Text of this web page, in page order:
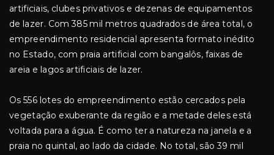
artificiais, clubes privativos e dezenas de equipamentos
de lazer. Com 385 mil metros quadrados de área total, o
empreendimento residencial apresenta formato inédito
no Estado, com praia artificial com bangalôs, faixas de
areia e lagos artificiais de lazer.
Os 556 lotes do empreendimento estão cercados pela
vegetação exuberante da região e a metade deles está
voltada para a água. É como ter a natureza na janela e a
praia no quintal, ao lado da cidade. No total, são 39 mil